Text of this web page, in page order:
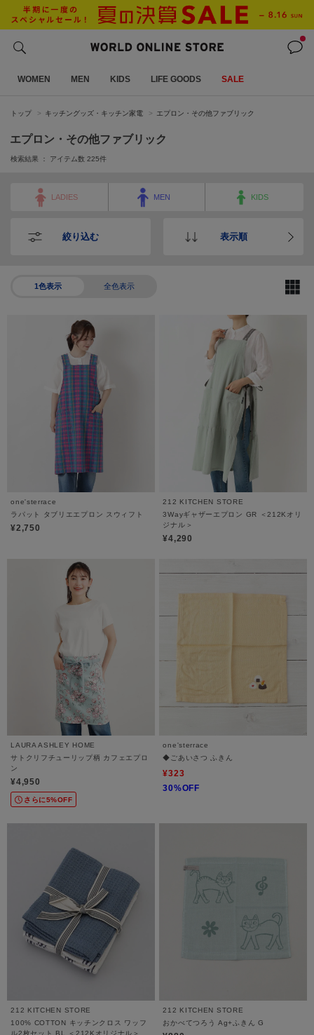
WOMEN MEN KIDS LIFE GOODS SALE
トップ キッチングッズ・キッチン家電 エプロン・その他ファブリック
エプロン・その他ファブリック
検索結果 ： アイテム数 225件
LADIES MEN KIDS
絞り込む 表示順
1色表示 全色表示
one'sterrace
ラパット タブリエエプロン スウィフト
¥2,750
212 KITCHEN STORE
3Wayギャザーエプロン GR ＜212Kオリ
ジナル＞
¥4,290
LAURA ASHLEY HOME
サトクリフチューリップ柄 カフェエプロ
ン
¥4,950
さらに5%OFF
one'sterrace
◆ごあいさつ ふきん
¥323
30%OFF
212 KITCHEN STORE
100% COTTON キッチンクロス ワッフ
ル2枚セット BL ＜212Kオリジナル＞
212 KITCHEN STORE
おかべてつろう Ag+ふきん G